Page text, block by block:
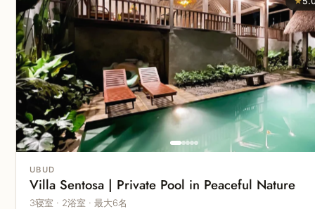
UBUD
Villa Sentosa | Private Pool in Peaceful Nature
3寝室 · 2浴室 · 最大6名